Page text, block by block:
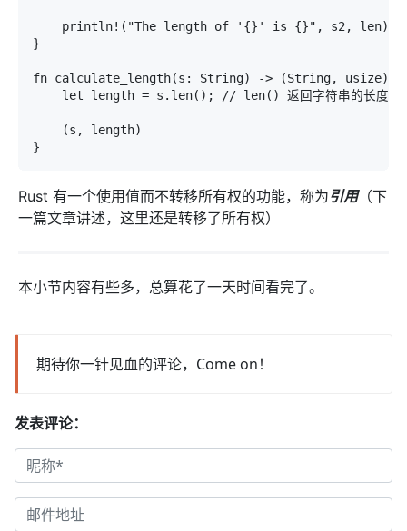
    println!("The length of '{}' is {}", s2, len);
}
fn calculate_length(s: String) -> (String, usize) {
    let length = s.len(); // len() 返回字符串的长度
    (s, length)
}
Rust 有一个使用值而不转移所有权的功能，称为引用（下
一篇文章讲述，这里还是转移了所有权）
本小节内容有些多，总算花了一天时间看完了。
期待你一针见血的评论，Come on！
发表评论：